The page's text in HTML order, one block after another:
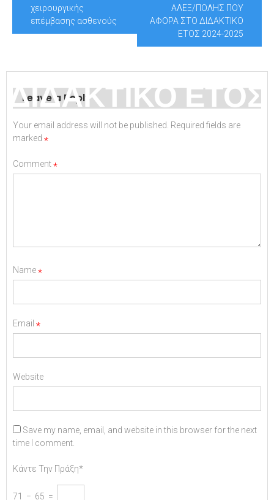
ΑΦΟΡΑ ΣΤΟ
ΔΙΔΑΚΤΙΚΟ ΕΤΟΣ
2024-2025
χειρουργικής
επέμβασης ασθενούς
ΑΛΕΞ/ΠΟΛΗΣ ΠΟΥ
ΑΦΟΡΑ ΣΤΟ ΔΙΔΑΚΤΙΚΟ
ΕΤΟΣ 2024-2025
Leave a Reply
Your email address will not be published.
Required fields are
marked *
Comment*
Name*
Email *
Website
Save my name, email, and website in this browser for the next
time I comment.
Κάντε Την Πράξη*
71 − 65 =